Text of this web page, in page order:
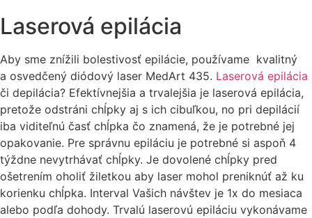
Laserová epilácia
Aby sme znížili bolestivosť epilácie, používame kvalitný
a osvedčený diódový laser MedArt 435. Laserová epilácia
či depilácia? Efektívnejšia a trvalejšia je laserová epilácia,
pretože odstráni chĺpky aj s ich cibuľkou, no pri depilácií
iba viditeľnú časť chĺpka čo znamená, že je potrebné jej
opakovanie. Pre správnu epiláciu je potrebné si aspoň 4
týždne nevytrhávať chĺpky. Je dovolené chĺpky pred
ošetrením oholiť žiletkou aby laser mohol preniknúť až ku
korienku chĺpka. Interval Vašich návštev je 1x do mesiaca
alebo podľa dohody. Trvalú laserovú epiláciu vykonávame